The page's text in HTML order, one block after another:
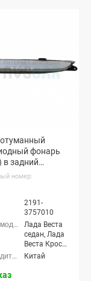
фонарь
в задний
Гранта
Гранта ФЛ
номер:
2191-
3757010
Лада Веста
седан, Лада
Веста Кросс
седан, Лада
Китай